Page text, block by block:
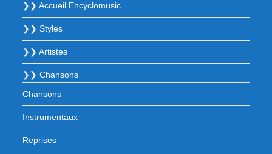
❯❯ Accueil Encyclomusic
❯❯ Styles
❯❯ Artistes
❯❯ Chansons
Chansons
Instrumentaux
Reprises